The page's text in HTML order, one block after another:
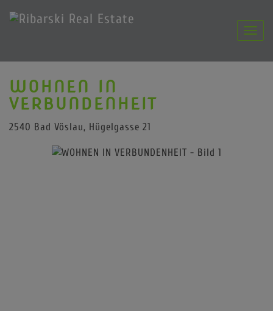
WOHNEN IN
VERBUNDENHEIT
2540 Bad Vöslau, Hügelgasse 21